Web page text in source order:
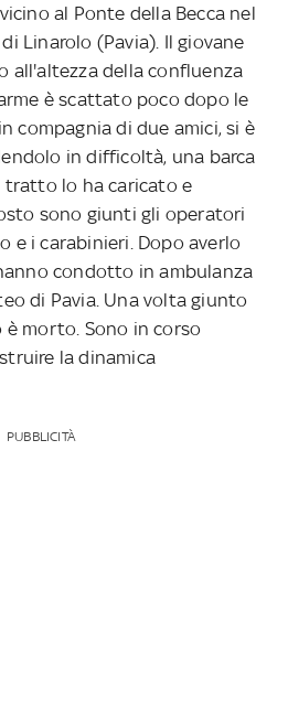
al Ponte della Becca nel
Linarolo (Pavia). Il giovane
all'altezza della confluenza
è scattato poco dopo le
compagnia di due amici, si è
in difficoltà, una barca
lo ha caricato e
sono giunti gli operatori
e i carabinieri. Dopo averlo
condotto in ambulanza
di Pavia. Una volta giunto
è morto. Sono in corso
la dinamica
PUBBLICITÀ